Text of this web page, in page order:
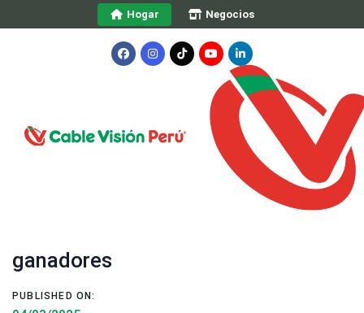
links
to
content
Hogar Negocios
ganadores
PUBLISHED ON: